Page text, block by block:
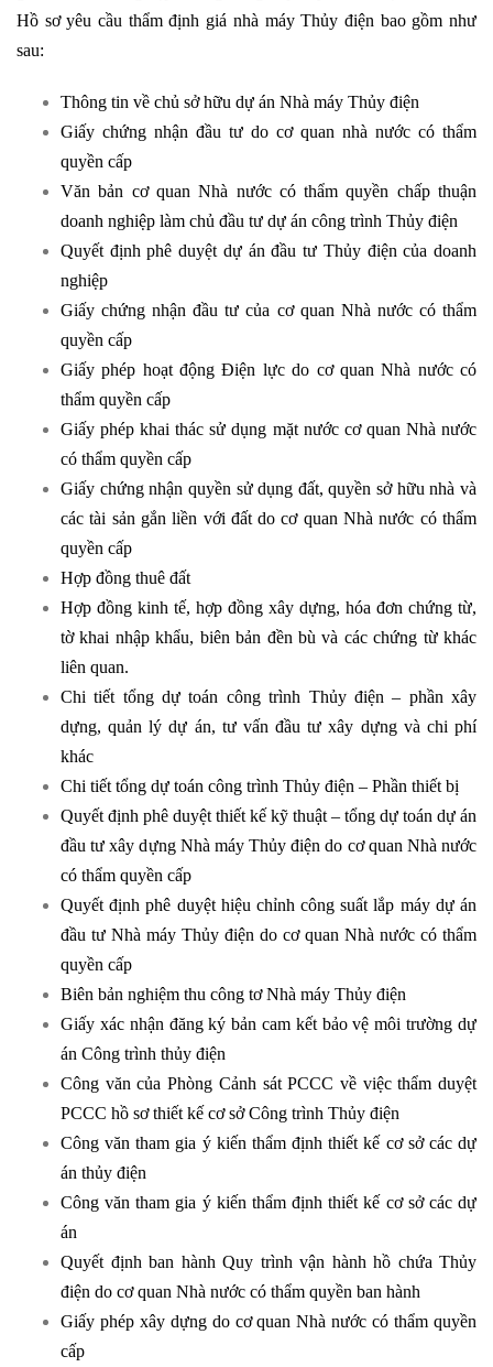
Hồ sơ yêu cầu thẩm định giá nhà máy Thủy điện bao gồm như
sau:
Thông tin về chủ sở hữu dự án Nhà máy Thủy điện
Giấy chứng nhận đầu tư do cơ quan nhà nước có thẩm
quyền cấp
Văn bản cơ quan Nhà nước có thẩm quyền chấp thuận
doanh nghiệp làm chủ đầu tư dự án công trình Thủy điện
Quyết định phê duyệt dự án đầu tư Thủy điện của doanh
nghiệp
Giấy chứng nhận đầu tư của cơ quan Nhà nước có thẩm
quyền cấp
Giấy phép hoạt động Điện lực do cơ quan Nhà nước có
thẩm quyền cấp
Giấy phép khai thác sử dụng mặt nước cơ quan Nhà nước
có thẩm quyền cấp
Giấy chứng nhận quyền sử dụng đất, quyền sở hữu nhà và
các tài sản gắn liền với đất do cơ quan Nhà nước có thẩm
quyền cấp
Hợp đồng thuê đất
Hợp đồng kinh tế, hợp đồng xây dựng, hóa đơn chứng từ,
tờ khai nhập khẩu, biên bản đền bù và các chứng từ khác
liên quan.
Chi tiết tổng dự toán công trình Thủy điện – phần xây
dựng, quản lý dự án, tư vấn đầu tư xây dựng và chi phí
khác
Chi tiết tổng dự toán công trình Thủy điện – Phần thiết bị
Quyết định phê duyệt thiết kế kỹ thuật – tổng dự toán dự án
đầu tư xây dựng Nhà máy Thủy điện do cơ quan Nhà nước
có thẩm quyền cấp
Quyết định phê duyệt hiệu chỉnh công suất lắp máy dự án
đầu tư Nhà máy Thủy điện do cơ quan Nhà nước có thẩm
quyền cấp
Biên bản nghiệm thu công tơ Nhà máy Thủy điện
Giấy xác nhận đăng ký bản cam kết bảo vệ môi trường dự
án Công trình thủy điện
Công văn của Phòng Cảnh sát PCCC về việc thẩm duyệt
PCCC hồ sơ thiết kế cơ sở Công trình Thủy điện
Công văn tham gia ý kiến thẩm định thiết kế cơ sở các dự
án thủy điện
Công văn tham gia ý kiến thẩm định thiết kế cơ sở các dự
án
Quyết định ban hành Quy trình vận hành hồ chứa Thủy
điện do cơ quan Nhà nước có thẩm quyền ban hành
Giấy phép xây dựng do cơ quan Nhà nước có thẩm quyền
cấp